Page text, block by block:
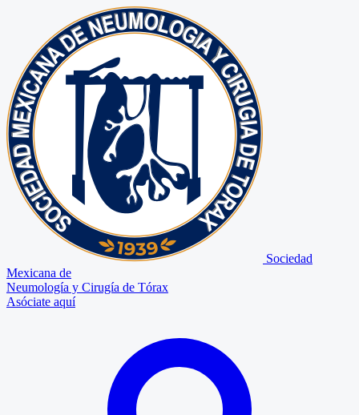
Sociedad
Mexicana de
Neumología y Cirugía de Tórax
Asóciate aquí